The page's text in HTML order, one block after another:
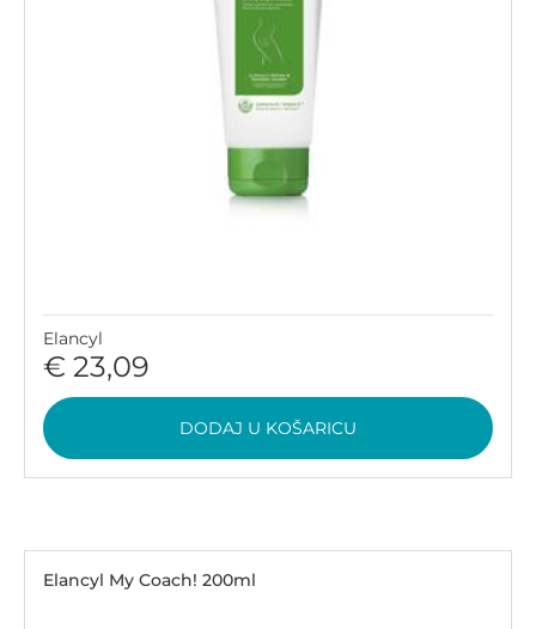
Elancyl
€ 23,09
DODAJ U KOŠARICU
Elancyl My Coach! 200ml